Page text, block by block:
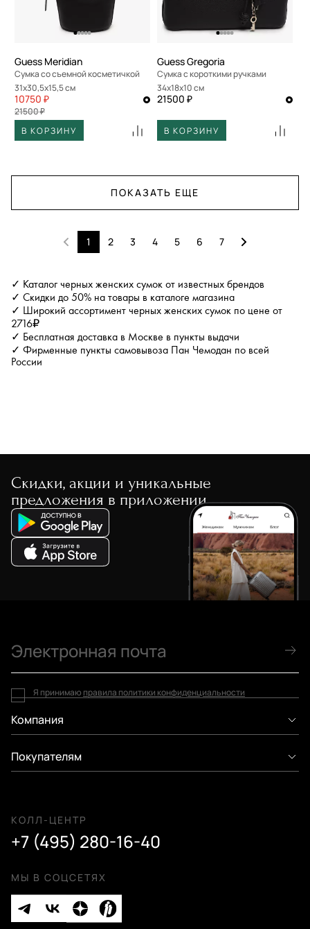
Guess Meridian
Сумка со съемной косметичкой
31x30,5x15,5 см
10750 ₽
21500 ₽
В КОРЗИНУ
Guess Gregoria
Сумка с короткими ручками
34x18x10 см
21500 ₽
В КОРЗИНУ
ПОКАЗАТЬ ЕЩЕ
1 2 3 4 5 6 7
✓ Каталог черных женских сумок от известных брендов
✓ Скидки до 50% на товары в каталоге магазина
✓ Широкий ассортимент черных женских сумок по цене от
2716₽
✓ Бесплатная доставка в Москве в пункты выдачи
✓ Фирменные пункты самовывоза Пан Чемодан по всей
России
Скидки, акции и уникальные
предложения в приложении
Компания
Покупателям
КОЛЛ-ЦЕНТР
+7 (495) 280-16-40
МЫ В СОЦСЕТЯХ
Я принимаю правила политики конфиденциальности